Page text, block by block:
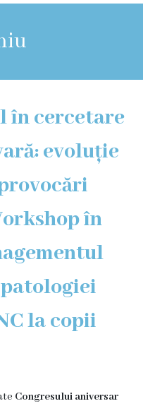
în cercetare
evoluție
în
la copii
Congresului aniversar